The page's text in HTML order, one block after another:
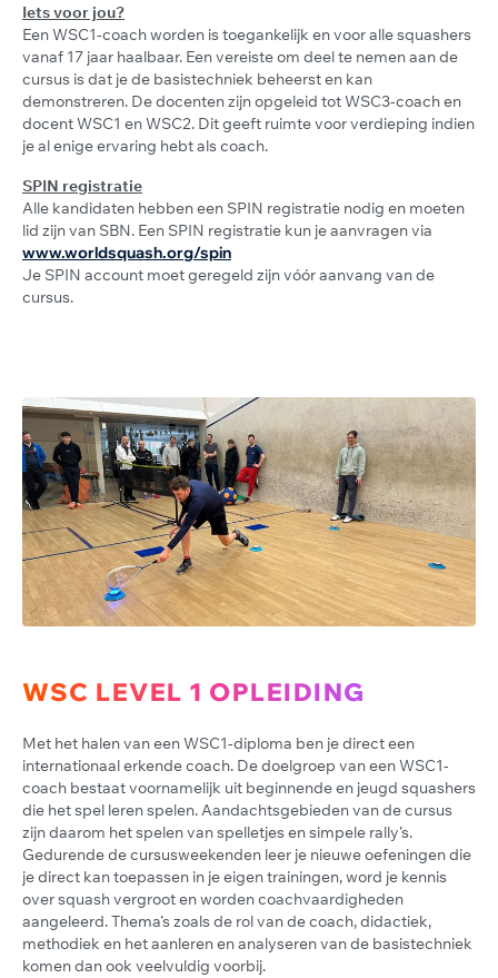
Iets voor jou?
Een WSC1-coach worden is toegankelijk en voor alle squashers
vanaf 17 jaar haalbaar. Een vereiste om deel te nemen aan de
cursus is dat je de basistechniek beheerst en kan
demonstreren. De docenten zijn opgeleid tot WSC3-coach en
docent WSC1 en WSC2. Dit geeft ruimte voor verdieping indien
je al enige ervaring hebt als coach.
SPIN registratie
Alle kandidaten hebben een SPIN registratie nodig en moeten
lid zijn van SBN. Een SPIN registratie kun je aanvragen via
www.worldsquash.org/spin
Je SPIN account moet geregeld zijn vóór aanvang van de
cursus.
WSC LEVEL 1 OPLEIDING
Met het halen van een WSC1-diploma ben je direct een
internationaal erkende coach. De doelgroep van een WSC1-
coach bestaat voornamelijk uit beginnende en jeugd squashers
die het spel leren spelen. Aandachtsgebieden van de cursus
zijn daarom het spelen van spelletjes en simpele rally’s.
Gedurende de cursusweekenden leer je nieuwe oefeningen die
je direct kan toepassen in je eigen trainingen, word je kennis
over squash vergroot en worden coachvaardigheden
aangeleerd. Thema’s zoals de rol van de coach, didactiek,
methodiek en het aanleren en analyseren van de basistechniek
komen dan ook veelvuldig voorbij.